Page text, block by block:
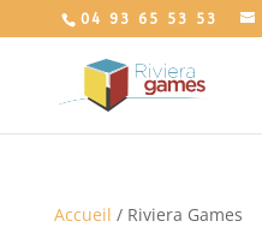
04 93 65 53 53
Accueil / Riviera Games